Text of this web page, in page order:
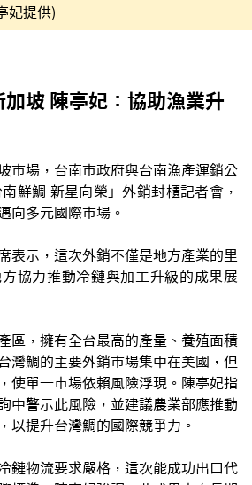
妃提供)
坡 陳亭妃：協助漁業升
市場，台南市政府與台南漁產運銷公
鮮鯛 新星向榮」外銷封櫃記者會，
向多元國際市場。
表示，這次外銷不僅是地方產業的里
協力推動冷鏈與加工升級的成果展
區，擁有全台最高的產量、養殖面積
灣鯛的主要外銷市場集中在美國，但
使單一市場依賴風險浮現。陳亭妃指
中警示此風險，並建議農業部應推動
以提升台灣鯛的國際競爭力。
鏈物流要求嚴格，這次能成功出口代